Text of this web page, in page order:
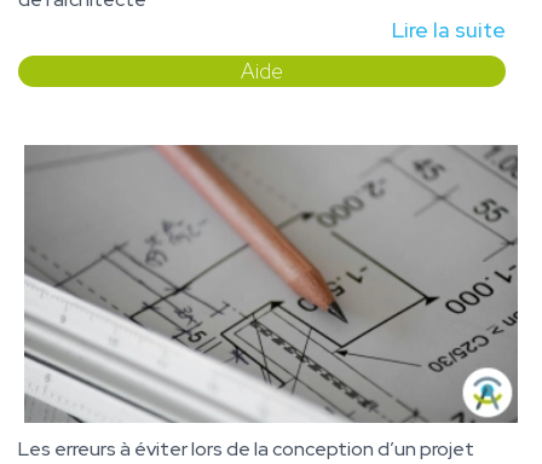
Lire la suite
Aide
Les erreurs à éviter lors de la conception d’un projet